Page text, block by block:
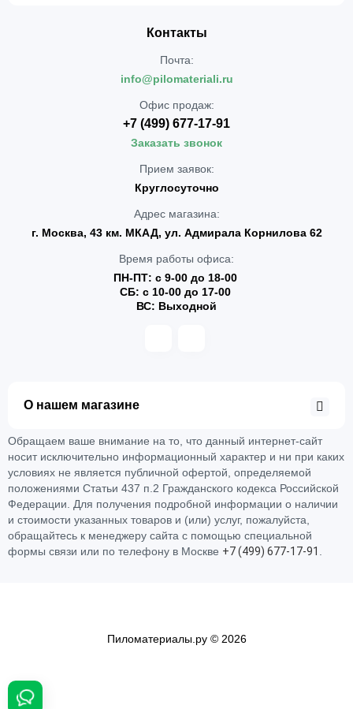
Контакты
Почта:
info@pilomateriali.ru
Офис продаж:
+7 (499) 677-17-91
Заказать звонок
Прием заявок:
Круглосуточно
Адрес магазина:
г. Москва, 43 км. МКАД, ул. Адмирала Корнилова 62
Время работы офиса:
ПН-ПТ: с 9-00 до 18-00
СБ: с 10-00 до 17-00
ВС: Выходной
О нашем магазине
Обращаем ваше внимание на то, что данный интернет-сайт
носит исключительно информационный характер и ни при каких
условиях не является публичной офертой, определяемой
положениями Статьи 437 п.2 Гражданского кодекса Российской
Федерации. Для получения подробной информации о наличии
и стоимости указанных товаров и (или) услуг, пожалуйста,
обращайтесь к менеджеру сайта с помощью специальной
формы связи или по телефону в Москве +7 (499) 677-1 7-91
Пиломатериалы.ру © 2026